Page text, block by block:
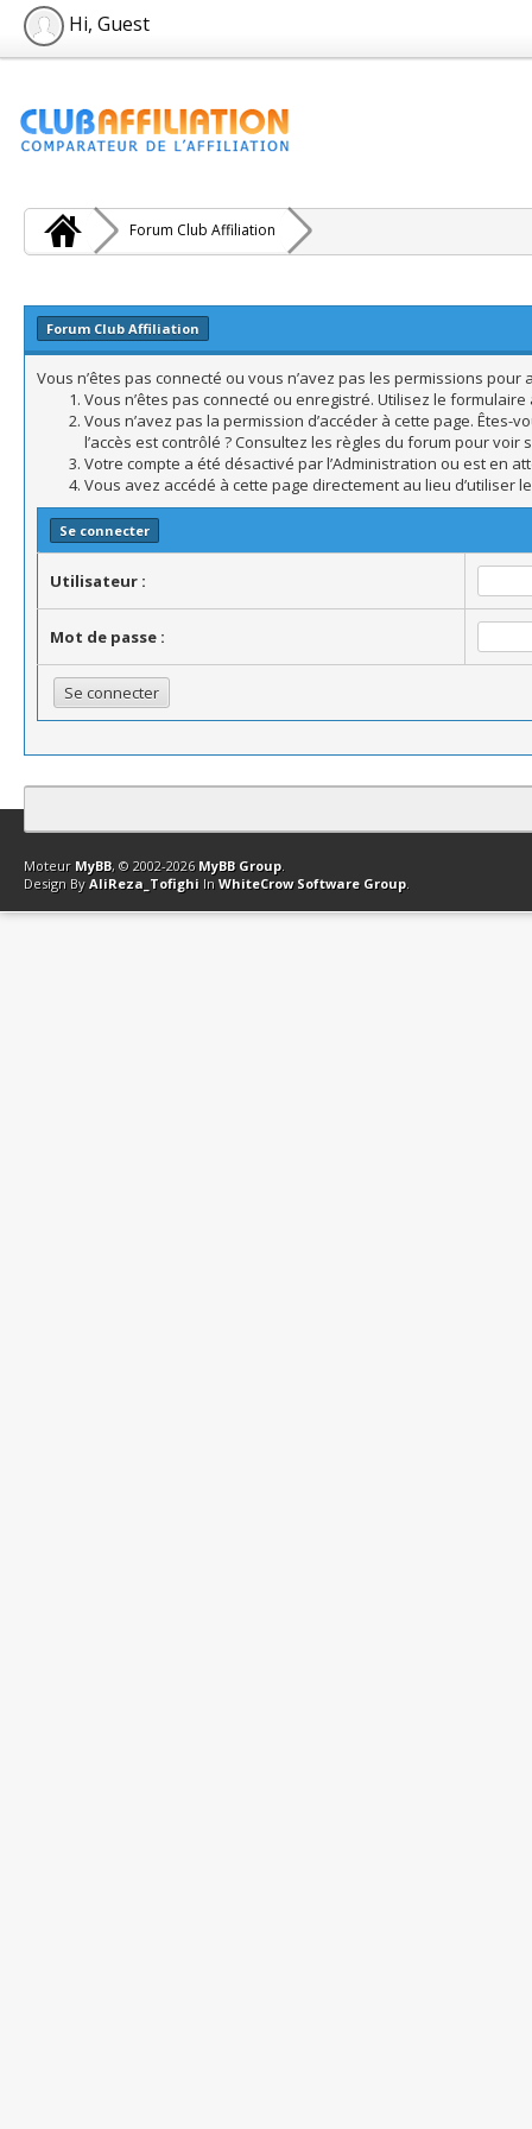
Hi, Guest
Forum Club Affiliation
Forum Club Affiliation
Vous n’êtes pas connecté ou vous n’avez pas les permissions
Vous n’êtes pas connecté ou enregistré. Utilisez le
Vous n’avez pas la permission d’accéder à cette page. Êtes-
l’accès est contrôlé ? Consultez les règles du forum pour
Votre compte a été désactivé par l’Administration ou est en
Vous avez accédé à cette page directement au lieu d’utiliser
Se connecter
Utilisateur :
Mot de passe :
Contact Club Affiliation Retourner en haut Version bas-débit
Moteur MyBB, © 2002-2026 MyBB Group.
Design By AliReza_Tofighi In WhiteCrow Software Group.